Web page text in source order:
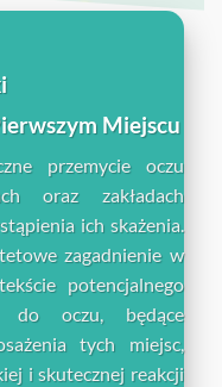
Miejscu
przemycie oczu
oraz zakładach
ich skażenia.
zagadnienie w
potencjalnego
do oczu, będące
tych miejsc,
i skutecznej reakcji